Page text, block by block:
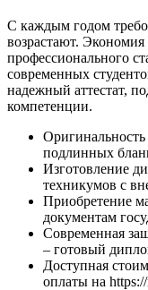
С каждым годом
возрастают.
профессионального
современных
надежный аттестат,
компетенции.
подлинных
Изготовление
техникумов с
Приобретение
документам
Современная
– готовый
Доступная
оплаты на